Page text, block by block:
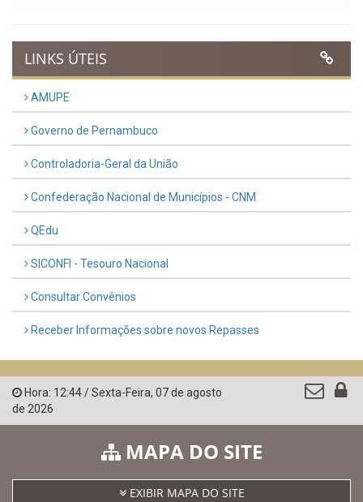
LINKS ÚTEIS
AMUPE
Governo de Pernambuco
Controladoria-Geral da União
Confederação Nacional de Municípios - CNM
QEdu
SICONFI - Tesouro Nacional
Consultar Convênios
Receber Informações sobre novos Repasses
Hora: 12:44/Sexta-Feira, 07 de agosto
de 2026
MAPA DO SITE
EXIBIR MAPA DO SITE